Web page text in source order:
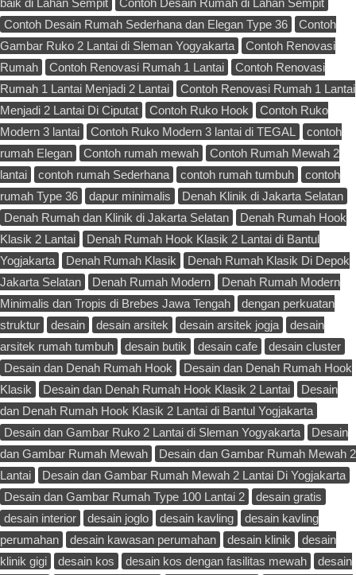
baik di Lahan Sempit
Contoh Desain Rumah di Lahan Sempit
Contoh Desain Rumah Sederhana dan Elegan Type 36
Contoh
Gambar Ruko 2 Lantai di Sleman Yogyakarta
Contoh Renovasi
Rumah
Contoh Renovasi Rumah 1 Lantai
Contoh Renovasi
Rumah 1 Lantai Menjadi 2 Lantai
Contoh Renovasi Rumah 1 Lantai
Menjadi 2 Lantai Di Ciputat
Contoh Ruko Hook
Contoh Ruko
Modern 3 lantai
Contoh Ruko Modern 3 lantai di TEGAL
contoh
rumah Elegan
Contoh rumah mewah
Contoh Rumah Mewah 2
lantai
contoh rumah Sederhana contoh rumah tumbuh
contoh
rumah Type 36
dapur minimalis
Denah Klinik di Jakarta Selatan
Denah Rumah dan Klinik di Jakarta Selatan
Denah Rumah Hook
Klasik 2 Lantai
Denah Rumah Hook Klasik 2 Lantai di Bantul
Yogjakarta
Denah Rumah Klasik
Denah Rumah Klasik Di Depok
Jakarta Selatan
Denah Rumah Modern
Denah Rumah Modern
Minimalis dan Tropis di Brebes Jawa Tengah
dengan perkuatan
struktur
desain desain arsitek desain arsitek jogja
desain
arsitek rumah tumbuh
desain butik desain cafe
desain cluster
Desain dan Denah Rumah Hook
Desain dan Denah Rumah Hook
Klasik
Desain dan Denah Rumah Hook Klasik 2 Lantai
Desain
dan Denah Rumah Hook Klasik 2 Lantai di Bantul Yogjakarta
Desain dan Gambar Ruko 2 Lantai di Sleman Yogyakarta
Desain
dan Gambar Rumah Mewah
Desain dan Gambar Rumah Mewah 2
Lantai
Desain dan Gambar Rumah Mewah 2 Lantai Di Yogjakarta
Desain dan Gambar Rumah Type 100 Lantai 2
desain gratis
desain interior
desain joglo desain kavling
desain kavling
perumahan
desain kawasan perumahan desain klinik
desain
klinik gigi
desain kos desain kos dengan fasilitas mewah
desain